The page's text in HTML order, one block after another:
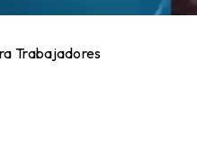
Trabajadores